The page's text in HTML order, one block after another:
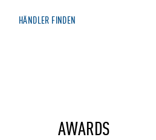
HÄNDLER FINDEN
AWARDS